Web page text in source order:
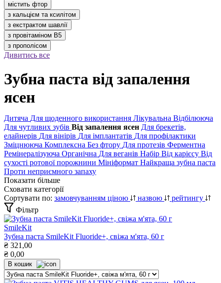
містить фтор
з кальцієм та ксилітом
з екстрактом шавлії
з провітаміном В5
з прополісом
Дивитись все
Зубна паста від запалення
ясен
Дитяча Для щоденного використання Лікувальна Відбілююча
Для чутливих зубів Від запалення ясен Для брекетів,
елайнерів Для вінірів Для імплантатів Для профілактики
Зміцнююча Комплексна Без фтору Для протезів Ферментна
Ремінералізуюча Органічна Для веганів Набір Від карієсу Від
сухості ротової порожнини Мініформат Найкраща зубна паста
Проти неприємного запаху
Показати більше
Сховати категорії
Сортувати по: замовчуванням ціною назвою
рейтингу
Фільтр
SmileKit
Зубна паста SmileKit Fluoride+, свіжа м'ята, 60 г
₴ 321,00
₴ 0,00
В кошик